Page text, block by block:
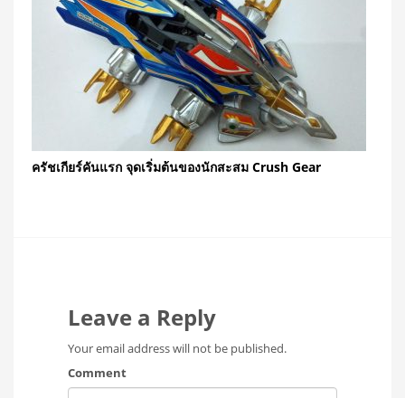
ครัชเกียร์คันแรก จุดเริ่มต้นของนักสะสม Crush Gear
Leave a Reply
Your email address will not be published.
Comment